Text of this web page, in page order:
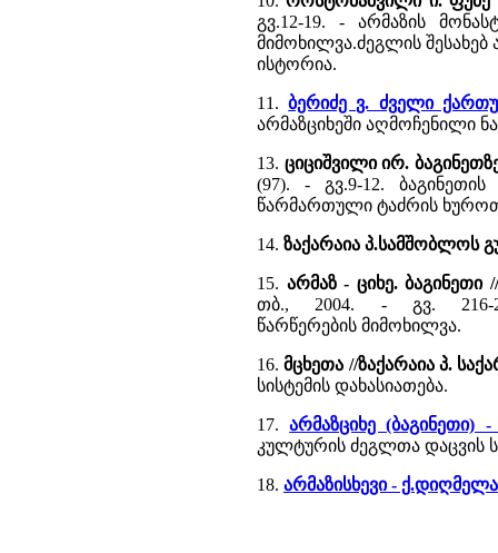
გვ.12-19. - არმაზის
მიმოხილვა.ძეგლის
ისტორია.
11.ბერიძე ვ. ძველი
არმაზციხეში აღმოჩენილი
13. ციციშვილი ირ.
(97). - გვ.9-12.
წარმართული ტაძრის
14. ზაქარაია პ.სამშობლოს
15. არმაზ - ციხე.
თბ., 2004. - გვ. 216-
წარწერების მიმოხილვა.
16.მცხეთა //ზაქარაია პ.
სისტემის დახასიათება.
17.არმაზციხე
კულტურის ძეგლთა დაცვის
18. არმაზისხევი -